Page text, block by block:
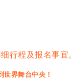
行程及报名事
界舞台中央！